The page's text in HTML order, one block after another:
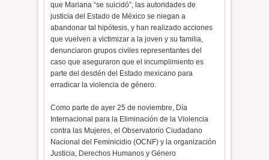
que Mariana “se suicidó”, las autoridades de
justicia del Estado de México se niegan a
abandonar tal hipótesis, y han realizado acciones
que vuelven a victimizar a la joven y su familia,
denunciaron grupos civiles representantes del
caso que aseguraron que el incumplimiento es
parte del desdén del Estado mexicano para
erradicar la violencia de género.
Como parte de ayer 25 de noviembre, Día
Internacional para la Eliminación de la Violencia
contra las Mujeres, el Observatorio Ciudadano
Nacional del Feminicidio (OCNF) y la organización
Justicia, Derechos Humanos y Género